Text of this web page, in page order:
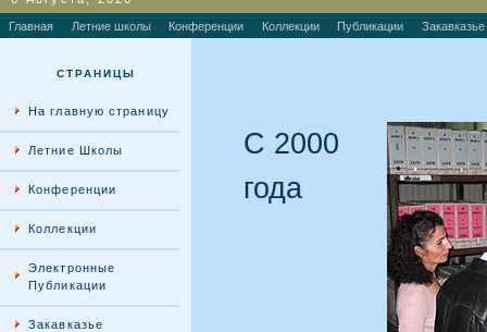
Главная Летние школы Конференции Коллекции Публикации Закавказье
СТРАНИЦЫ
На главную страницу
Летние Школы
Конференции
Коллекции
Электронные
Публикации
Закавказье
С 2000
года